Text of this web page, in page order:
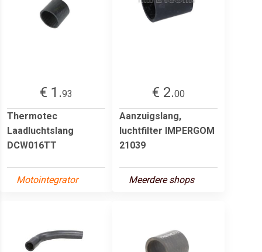
€ 1.93
Thermotec
Laadluchtslang
DCW016TT
Motointegrator
€ 2.00
Aanzuigslang,
luchtfilter IMPERGOM
21039
Meerdere shops